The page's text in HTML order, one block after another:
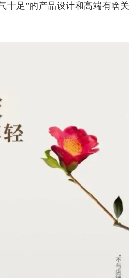
足”的产品设计和高端有啥关